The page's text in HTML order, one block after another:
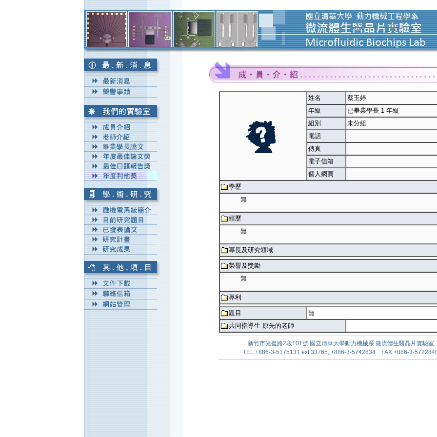
姓名
蔡玉婷
年級
已畢業學長 1 年級
組別
未分組
電話
傳真
電子信箱
個人網頁
學歷
無
經歷
無
專長及研究領域
榮譽及獎勵
無
專利
題目
無
共同指導生 原先的老師
新竹市光復路2段101號 國立清華大學動力機械系 微流體生醫晶片實驗室
TEL:+886-3-5175131 ext.33765, +886-3-5742834 FAX:+886-3-